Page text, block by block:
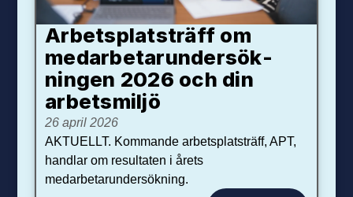
Arbetsplats­träff om
med­arbetar­under­sök­
ningen 2026 och din
arbets­miljö
26 april 2026
AKTUELLT. Kommande arbetsplatsträff, APT,
handlar om resultaten i årets
medarbetarundersökning.